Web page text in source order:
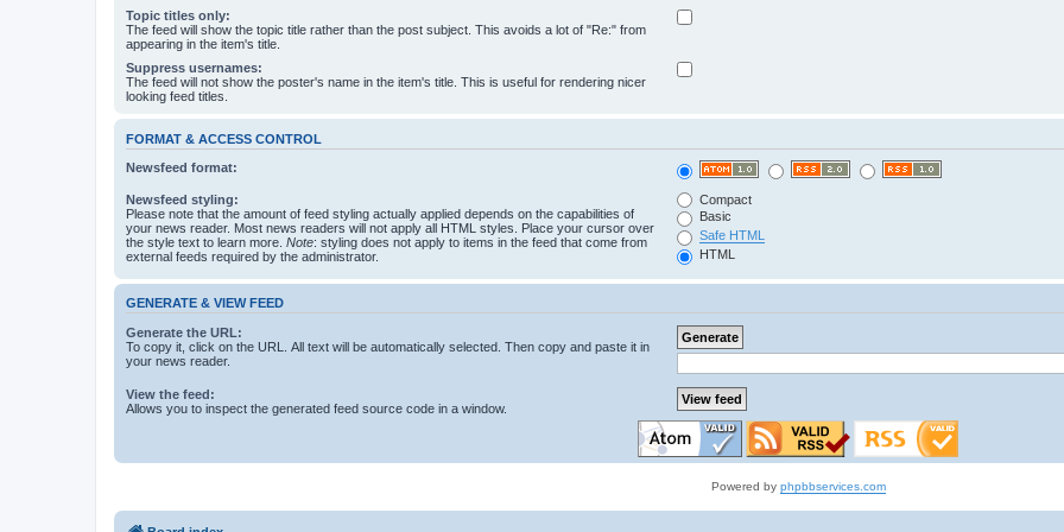
Topic titles only:
The feed will show the topic title rather than the post subject. This avoids a lot of "Re:" from
appearing in the item's title.
Suppress usernames:
The feed will not show the poster's name in the item's title. This is useful for rendering nicer
looking feed titles.
FORMAT & ACCESS CONTROL
Newsfeed format:
Newsfeed styling:
Please note that the amount of feed styling actually applied depends on the capabilities of
your news reader. Most news readers will not apply all HTML styles. Place your cursor over
the style text to learn more. Note: styling does not apply to items in the feed that come from
external feeds required by the administrator.
Compact
Basic
Safe HTML
HTML
GENERATE & VIEW FEED
Generate the URL:
To copy it, click on the URL. All text will be automatically selected. Then copy and paste it in
your news reader.
View the feed:
Allows you to inspect the generated feed source code in a window.
Powered by phpbbservices.com